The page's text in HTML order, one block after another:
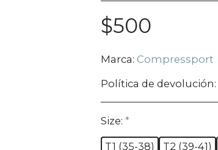
$500
Marca: Compressport
Política de devolución:
Size: *
T1 (35-38) T2 (39-41)